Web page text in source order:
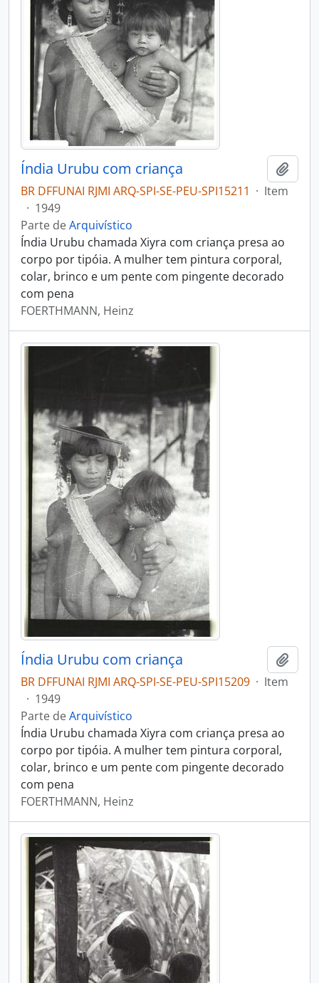
Índia Urubu com criança
BR DFFUNAI RJMI ARQ-SPI-SE-PEU-SPI15211 · Item
· 1949
Parte deArquivístico
Índia Urubu chamada Xiyra com criança presa ao
corpo por tipóia. A mulher tem pintura corporal,
colar, brinco e um pente com pingente decorado
com pena
FOERTHMANN, Heinz
Índia Urubu com criança
BR DFFUNAI RJMI ARQ-SPI-SE-PEU-SPI15209 · Item
· 1949
Parte deArquivístico
Índia Urubu chamada Xiyra com criança presa ao
corpo por tipóia. A mulher tem pintura corporal,
colar, brinco e um pente com pingente decorado
com pena
FOERTHMANN, Heinz